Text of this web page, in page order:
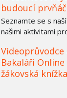
budoucí
Seznamte se s
našimi aktivitami
Videoprůvodce
Bakaláři Online
žákovská